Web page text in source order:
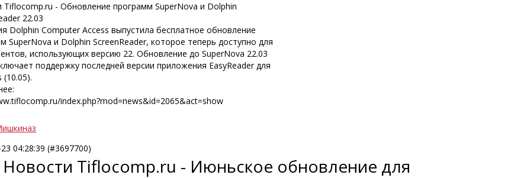
Tiflocomp.ru - Обновление программ SuperNova и Dolphin
22.03
Dolphin Computer Access выпустила бесплатное обновление
SuperNova и Dolphin ScreenReader, которое теперь доступно для
использующих версию 22. Обновление до SuperNova 22.03
поддержку последней версии приложения EasyReader для
(10.05).
index.php?mod=news&id=2065&act=show
04:28:39 (#3697700)
Новости Tiflocomp.ru - Июньское обновление для